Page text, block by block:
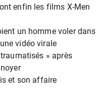
enfin les films X-Men
un homme voler dans
vidéo virale
» après
et son affaire